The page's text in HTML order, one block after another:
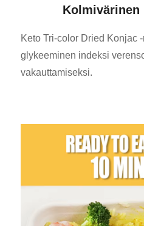
Keto Tri-color Dried Konjac
glykeeminen indeksi
vakauttamiseksi.